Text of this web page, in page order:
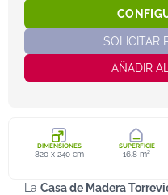
SOLICITAR
AÑADIR
DIMENSIONES
820 x 240 cm
SUPERFICIE
16.8 m²
La Casa de Madera